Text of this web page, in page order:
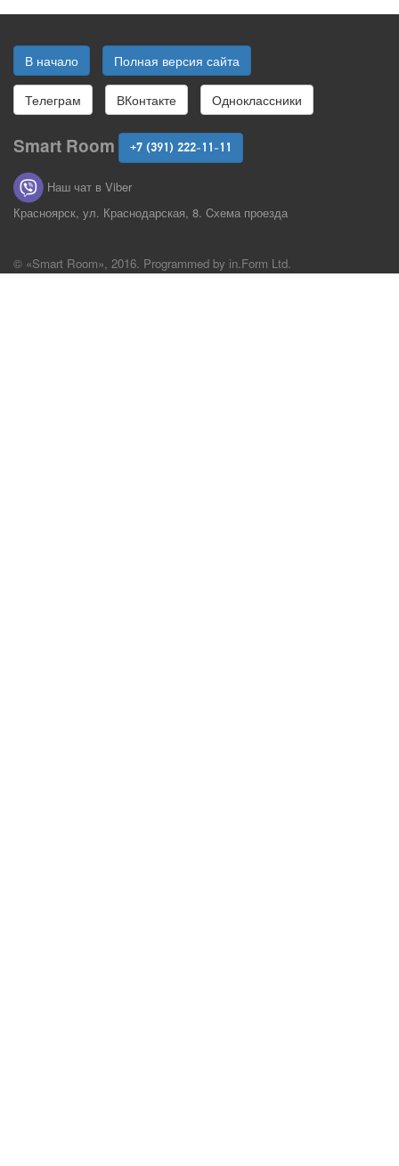
В начало Полная версия сайта
Телеграм ВКонтакте Одноклассники
Smart Room +7 (391) 222-11-11
Наш чат в Viber
Красноярск, ул. Краснодарская, 8. Cхема проезда
© «Smart Room», 2016. Programmed by in.Form Ltd.